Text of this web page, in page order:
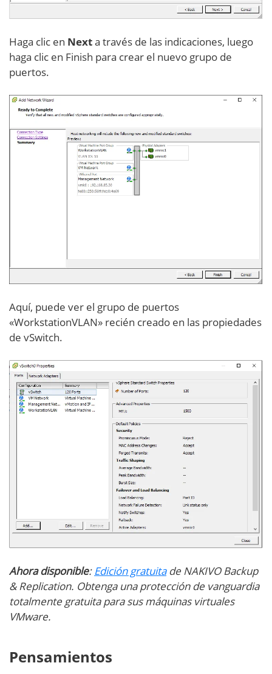
Haga clic en Nexta través de las indicaciones, luego
haga clic en Finish para crear el nuevo grupo de
puertos.
Aquí, puede ver el grupo de puertos
«WorkstationVLAN» recién creado en las propiedades
de vSwitch.
Ahora disponible: Edición gratuitade NAKIVO Backup
& Replication. Obtenga una protección de vanguardia
totalmente gratuita para sus máquinas virtuales
VMware.
Pensamientos